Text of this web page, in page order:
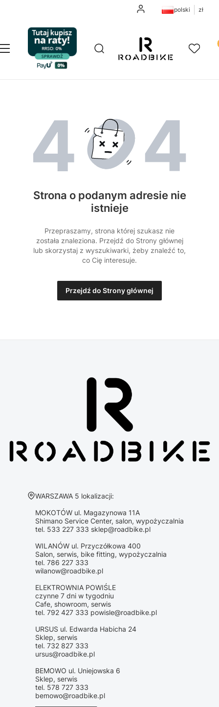
Zaloguj siępolski zł
Menu Otwórz wyszukiwarkę
Szukaj Ulubione
Strona o podanym adresie nie
istnieje
Przepraszamy, strona której szukasz nie
została znaleziona. Przejdź do Strony głównej
lub skorzystaj z wyszukiwarki, żeby znaleźć to,
co Cię interesuje.
Przejdź do Strony głównej
Adres:
WARSZAWA 5 lokalizacji:
MOKOTÓW ul. Magazynowa 11A
Shimano Service Center, salon, wypożyczalnia
tel. 533 227 333 sklep@roadbike.pl
WILANÓW ul. Przyczółkowa 400
Salon, serwis, bike fitting, wypożyczalnia
tel. 786 227 333
wilanow@roadbike.pl
ELEKTROWNIA POWIŚLE
czynne 7 dni w tygodniu
Cafe, showroom, serwis
tel. 792 427 333 powisle@roadbike.pl
URSUS ul. Edwarda Habicha 24
Sklep, serwis
tel. 732 827 333
ursus@roadbike.pl
BEMOWO ul. Uniejowska 6
Sklep, serwis
tel. 578 727 333
bemowo@roadbike.pl